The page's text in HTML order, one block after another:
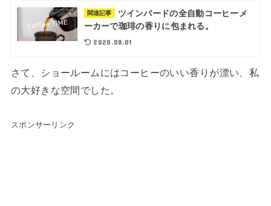
関連記事
ツインバードの全自動コーヒーメ
ーカーで珈琲の香りに包まれる。
2020.08.01
さて、ショールームにはコーヒーのいい香りが漂い、私
の大好きな空間でした。
スポンサーリンク